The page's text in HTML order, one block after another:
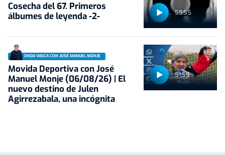
59:55
Cosecha del 67. Primeros
álbumes de leyenda -2-
51:59
ONDA VASCA CON JOSÉ MANUEL MONJE
Movida Deportiva con José
Manuel Monje (06/08/26) | El
nuevo destino de Julen
Agirrezabala, una incógnita